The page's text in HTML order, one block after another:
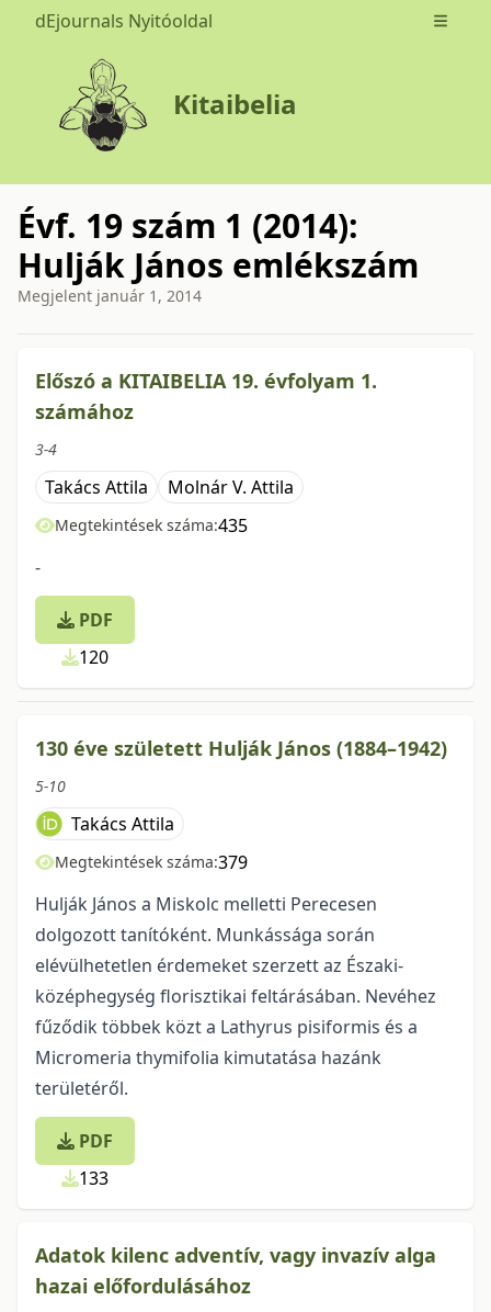
dEjournals Nyitóoldal Open
Kitaibelia
Évf. 19 szám 1 (2014):
Hulják János emlékszám
Megjelent január 1, 2014
Előszó a KITAIBELIA 19. évfolyam 1.
számához
3-4
Takács Attila Molnár V. Attila
Megtekintések száma:435
-
PDF
120
130 éve született Hulják János (1884–1942)
5-10
Takács Attila
Megtekintések száma:379
Hulják János a Miskolc melletti Perecesen
dolgozott tanítóként. Munkássága során
elévülhetetlen érdemeket szerzett az Északi-
középhegység florisztikai feltárásában. Nevéhez
fűződik többek közt a Lathyrus pisiformis és a
Micromeria thymifolia kimutatása hazánk
területéről.
PDF
133
Adatok kilenc adventív, vagy invazív alga
hazai előfordulásához